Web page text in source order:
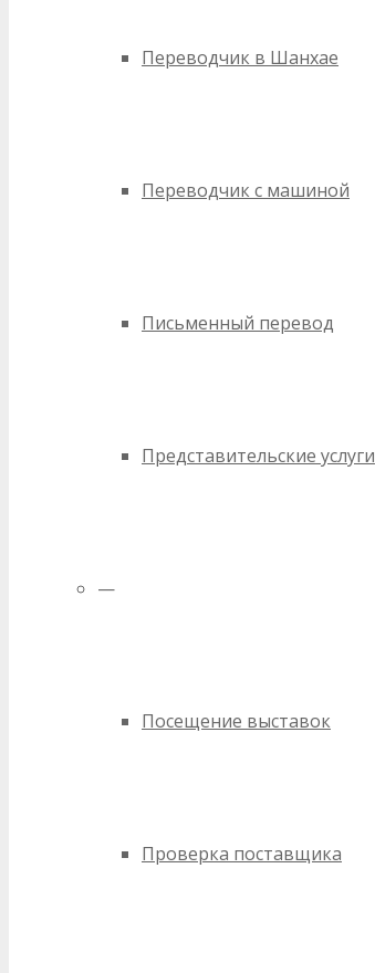
Переводчик в Шанхае
Переводчик с машиной
Письменный перевод
Представительские услуги
—
Посещение выставок
Проверка поставщика